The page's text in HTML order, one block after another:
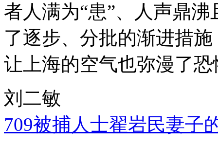
者人满为“患”、人声鼎
了逐步、分批的渐进措
让上海的空气也弥漫了
刘二敏
709被捕人士翟岩民妻子